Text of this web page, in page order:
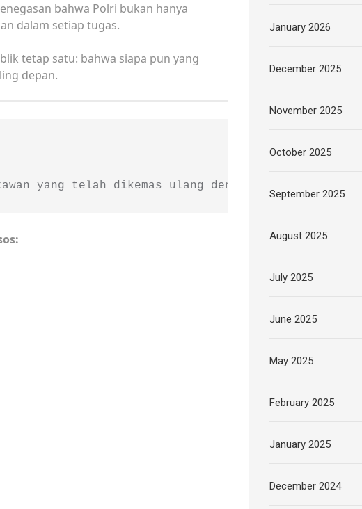
bahwa Polri bukan hanya
dalam setiap tugas.
tetap satu: bahwa siapa pun yang
depan.
yang telah dikemas ulang dengan gaya
January 2026
December 2025
November 2025
October 2025
September 2025
August 2025
July 2025
June 2025
May 2025
February 2025
January 2025
December 2024